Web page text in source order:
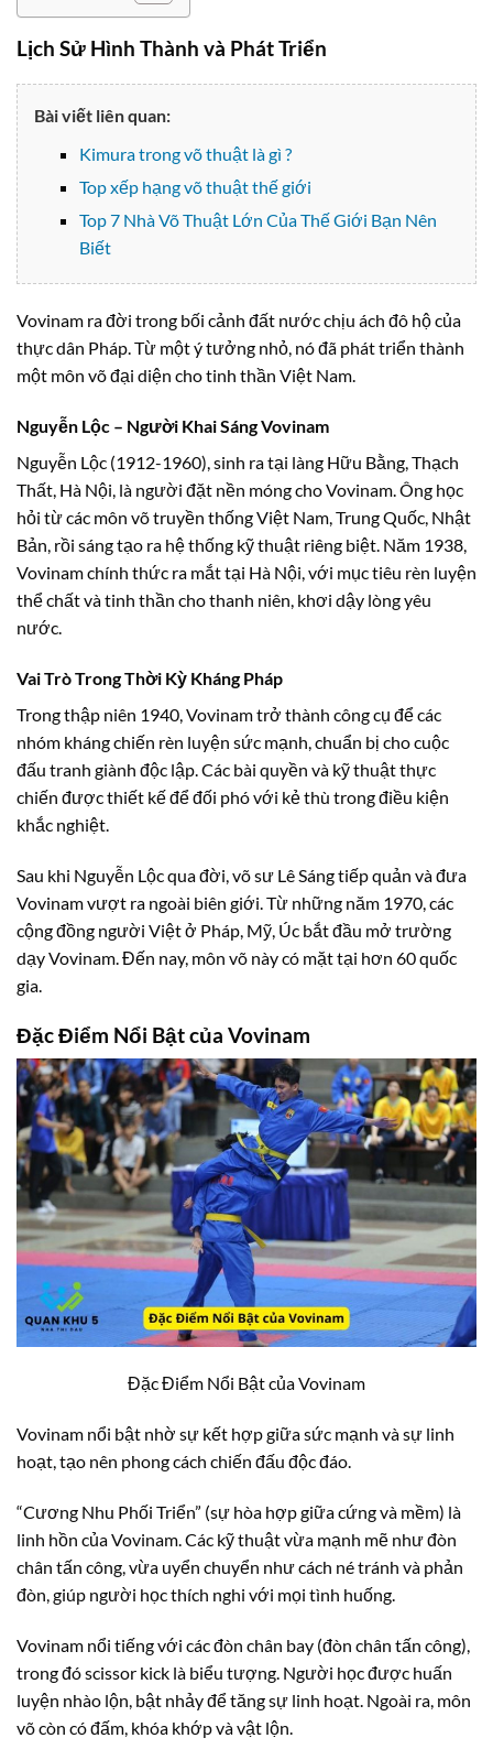
Lịch Sử Hình Thành và Phát Triển
Bài viết liên quan:
Kimura trong võ thuật là gì ?
Top xếp hạng võ thuật thế giới
Top 7 Nhà Võ Thuật Lớn Của Thế Giới Bạn Nên
Biết
Vovinam ra đời trong bối cảnh đất nước chịu ách đô hộ của
thực dân Pháp. Từ một ý tưởng nhỏ, nó đã phát triển thành
một môn võ đại diện cho tinh thần Việt Nam.
Nguyễn Lộc – Người Khai Sáng Vovinam
Nguyễn Lộc (1912-1960), sinh ra tại làng Hữu Bằng, Thạch
Thất, Hà Nội, là người đặt nền móng cho Vovinam. Ông học
hỏi từ các môn võ truyền thống Việt Nam, Trung Quốc, Nhật
Bản, rồi sáng tạo ra hệ thống kỹ thuật riêng biệt. Năm 1938,
Vovinam chính thức ra mắt tại Hà Nội, với mục tiêu rèn luyện
thể chất và tinh thần cho thanh niên, khơi dậy lòng yêu
nước.
Vai Trò Trong Thời Kỳ Kháng Pháp
Trong thập niên 1940, Vovinam trở thành công cụ để các
nhóm kháng chiến rèn luyện sức mạnh, chuẩn bị cho cuộc
đấu tranh giành độc lập. Các bài quyền và kỹ thuật thực
chiến được thiết kế để đối phó với kẻ thù trong điều kiện
khắc nghiệt.
Sau khi Nguyễn Lộc qua đời, võ sư Lê Sáng tiếp quản và đưa
Vovinam vượt ra ngoài biên giới. Từ những năm 1970, các
cộng đồng người Việt ở Pháp, Mỹ, Úc bắt đầu mở trường
dạy Vovinam. Đến nay, môn võ này có mặt tại hơn 60 quốc
gia.
Đặc Điểm Nổi Bật của Vovinam
Đặc Điểm Nổi Bật của Vovinam
Vovinam nổi bật nhờ sự kết hợp giữa sức mạnh và sự linh
hoạt, tạo nên phong cách chiến đấu độc đáo.
“Cương Nhu Phối Triển” (sự hòa hợp giữa cứng và mềm) là
linh hồn của Vovinam. Các kỹ thuật vừa mạnh mẽ như đòn
chân tấn công, vừa uyển chuyển như cách né tránh và phản
đòn, giúp người học thích nghi với mọi tình huống.
Vovinam nổi tiếng với các đòn chân bay (đòn chân tấn công),
trong đó scissor kick là biểu tượng. Người học được huấn
luyện nhào lộn, bật nhảy để tăng sự linh hoạt. Ngoài ra, môn
võ còn có đấm, khóa khớp và vật lộn.